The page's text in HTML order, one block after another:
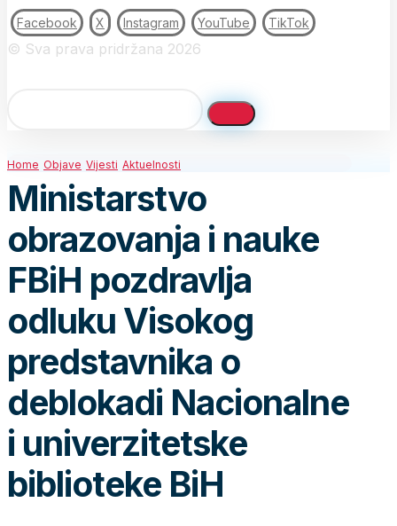
Facebook X Instagram YouTube TikTok
© Sva prava pridržana 2026
Home Objave Vijesti Aktuelnosti
Ministarstvo
obrazovanja i nauke
FBiH pozdravlja
odluku Visokog
predstavnika o
deblokadi Nacionalne
i univerzitetske
biblioteke BiH